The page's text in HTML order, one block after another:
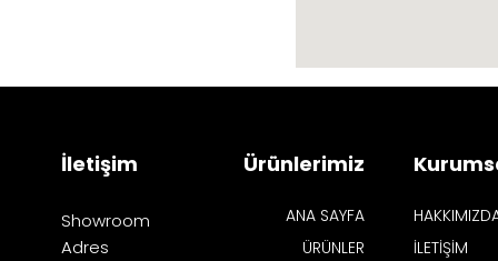
İletişim
Showroom
Adres
Ürünlerimiz
ANA SAYFA
ÜRÜNLER
İLETİŞİM